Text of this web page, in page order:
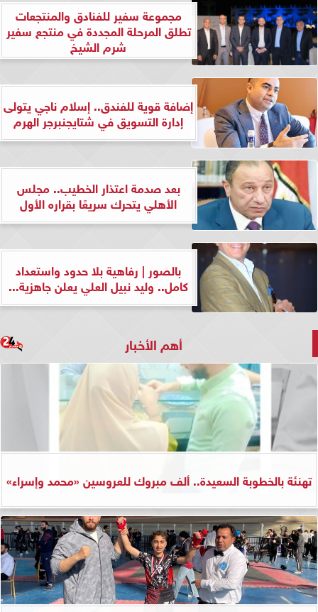
مجموعة سفير للفنادق والمنتجعات
تطلق المرحلة المجددة في منتجع سفير
شرم الشيخ
إضافة قوية للفندق.. إسلام ناجي يتولى
إدارة التسويق في شتايجنبرجر الهرم
بعد صدمة اعتذار الخطيب.. مجلس
الأهلي يتحرك سريعًا بقراره الأول
بالصور | رفاهية بلا حدود واستعداد
كامل.. وليد نبيل العلي يعلن جاهزية...
أهم الأخبار
تهنئة بالخطوبة السعيدة.. ألف مبروك للعروسين «محمد وإسراء»